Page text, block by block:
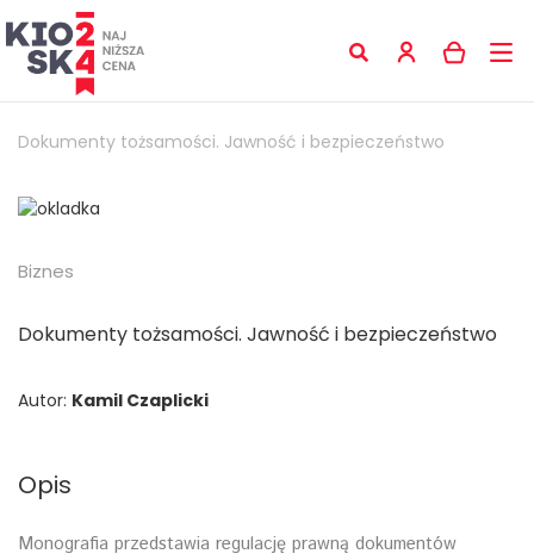
Dokumenty tożsamości. Jawność i bezpieczeństwo
Biznes
Dokumenty tożsamości. Jawność i bezpieczeństwo
Autor: Kamil Czaplicki
Opis
Monografia przedstawia regulację prawną dokumentów